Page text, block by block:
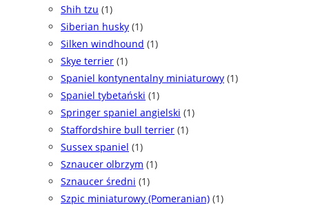
Shih tzu (1)
Siberian husky (1)
Silken windhound (1)
Skye terrier (1)
Spaniel kontynentalny miniaturowy (1)
Spaniel tybetański (1)
Springer spaniel angielski (1)
Staffordshire bull terrier (1)
Sussex spaniel (1)
Sznaucer olbrzym (1)
Sznaucer średni (1)
Szpic miniaturowy (Pomeranian) (1)